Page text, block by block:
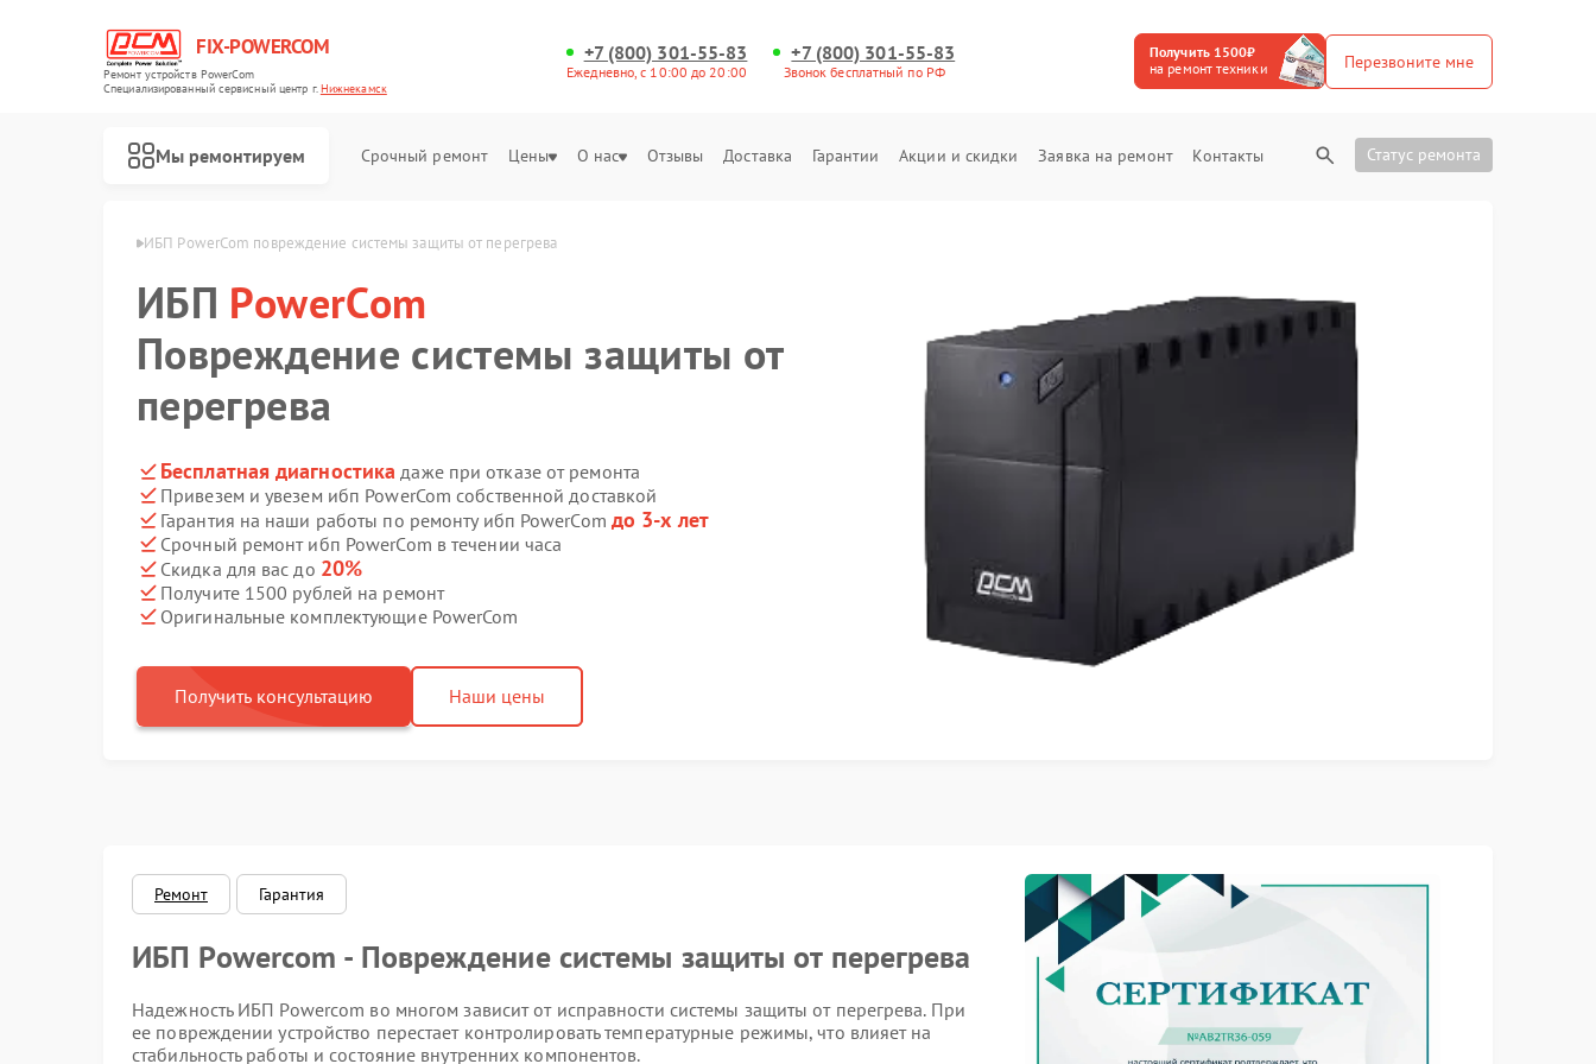
FIX-POWERCOM
Ремонт устройств PowerCom
Специализированный cервисный центр г.Нижнекамск
+7 (800) 301-55-83
Ежедневно, с 10:00 до 20:00
+7 (800) 301-55-83
Звонок бесплатный по РФ
Получить 1500₽
на ремонт техники
Перезвоните мне
Мы ремонтируем Срочный ремонт Цены О нас Отзывы Доставка Гарантии Акции и скидки Заявка на ремонт Контакты Статус ремонта
в Нижнекамске ИБП PowerCom повреждение системы защиты от перегрева
ИБП PowerCom
Повреждение системы защиты от
перегрева
Бесплатная диагностика даже при отказе от ремонта
Привезем и увезем ибп PowerCom собственной доставкой
Гарантия на наши работы по ремонту ибп PowerCom до 3-х лет
Срочный ремонт ибп PowerCom в течении часа
Скидка для вас до 20%
Получите 1500 рублей на ремонт
Оригинальные комплектующие PowerCom
Получить консультацию Наши цены
Ремонт Гарантия
ИБП Powercom - Повреждение системы защиты от перегрева
Надежность ИБП Powercom во многом зависит от исправности системы защиты от перегрева. При
ее повреждении устройство перестает контролировать температурные режимы, что влияет на
стабильность работы и состояние внутренних компонентов.